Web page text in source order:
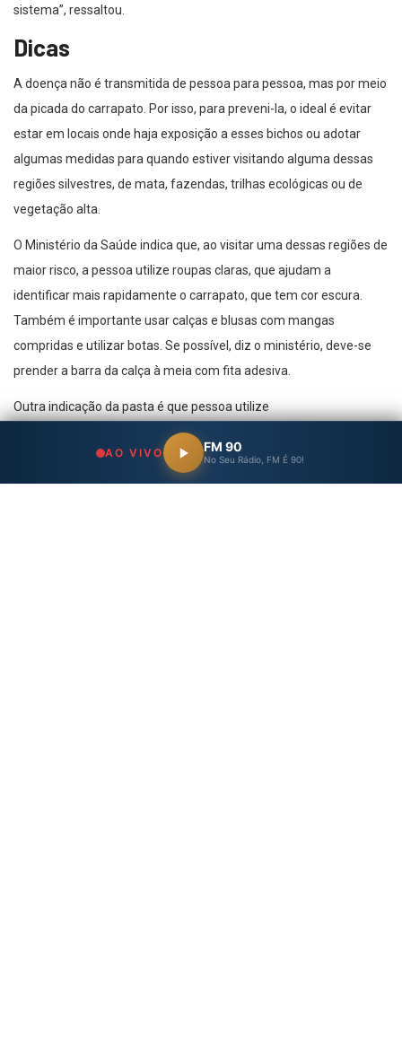
sistema”, ressaltou.
Dicas
A doença não é transmitida de pessoa para pessoa, mas por meio
da picada do carrapato. Por isso, para preveni-la, o ideal é evitar
estar em locais onde haja exposição a esses bichos ou adotar
algumas medidas para quando estiver visitando alguma dessas
regiões silvestres, de mata, fazendas, trilhas ecológicas ou de
vegetação alta.
O Ministério da Saúde indica que, ao visitar uma dessas regiões de
maior risco, a pessoa utilize roupas claras, que ajudam a
identificar mais rapidamente o carrapato, que tem cor escura.
Também é importante usar calças e blusas com mangas
compridas e utilizar botas. Se possível, diz o ministério, deve-se
prender a barra da calça à meia com fita adesiva.
Outra indicação da pasta é que pessoa utilize
repelentes, principalmente os que tenham como princípio
ativo DEET, IR3535 e Icaridina. Outra medida importante é evitar
carrapatos nos animais de estimação.
AO VIVO FM 90
No Seu Rádio, FM É 90!